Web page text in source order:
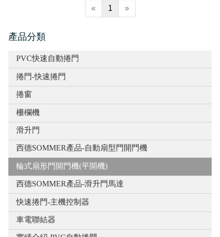
« 1 »
產品分類
PVC快速自動捲門
捲門-快速捲門
捲窗
柵欄機
滑升門
西德SOMMER產品-自動扇型門開門機
輪式扇形門開門機(平開機)
西德SOMMER產品-滑升門馬達
快速捲門-主機控制器
車電聯結器